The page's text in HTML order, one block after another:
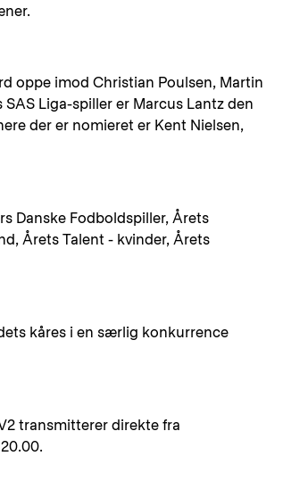
oppe imod Christian Poulsen, Martin
Liga-spiller er Marcus Lantz den
der er nomieret er Kent Nielsen,
Danske Fodboldspiller, Årets
Årets Talent - kvinder, Årets
kåres i en særlig konkurrence
transmitterer direkte fra